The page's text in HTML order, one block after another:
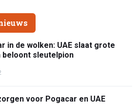
in de wolken: UAE slaat grote
beloont sleutelpion
voor Pogacar en UAE